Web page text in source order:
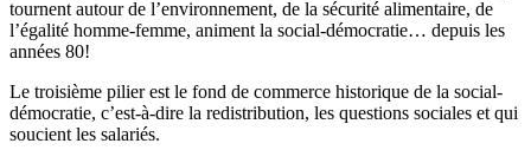
tournent autour de l’environnement, de la sécurité alimentaire, de
l’égalité homme-femme, animent la social-démocratie… depuis les
années 80!
Le troisième pilier est le fond de commerce historique de la social-
démocratie, c’est-à-dire la redistribution, les questions sociales et qui
soucient les salariés.